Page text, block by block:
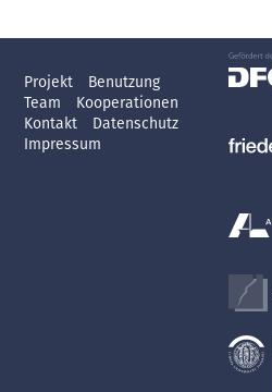
Projekt
Benutzung
Team
Kooperationen
Kontakt
Datenschutz
Impressum